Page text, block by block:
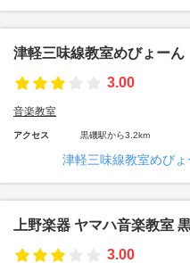
津軽三味線教室めびょーん
3.00
音楽教室
アクセス 黒磯駅から3.2km
津軽三味線教室めび
上野楽器 ヤマハ音楽教室
3.00